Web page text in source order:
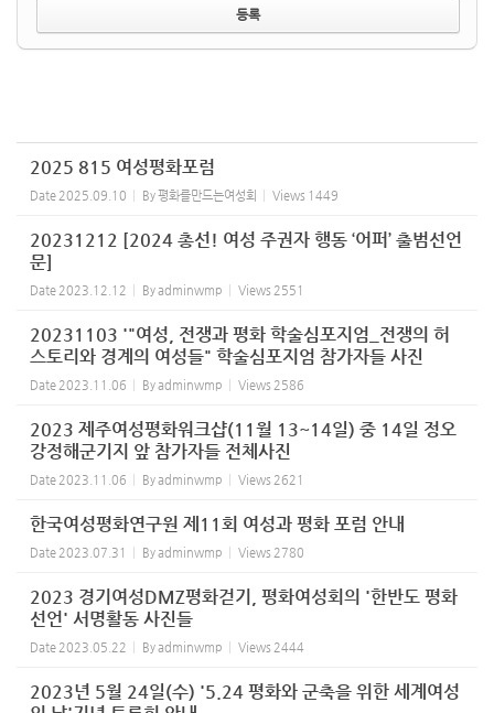
2025 815 여성평화포럼
Date 2025.09.10 By평화를만드는여성회 Views 1449
20231212 [2024 총선! 여성 주권자 행동 ‘어퍼’ 출범선언
문]
Date 2023.12.12 Byadminwmp Views 2551
20231103 '"여성, 전쟁과 평화 학술심포지엄_전쟁의 허
스토리와 경계의 여성들" 학술심포지엄 참가자들 사진
Date 2023.11.06 Byadminwmp Views 2586
2023 제주여성평화워크샵(11월 13~14일) 중 14일 정오
강정해군기지 앞 참가자들 전체사진
Date 2023.11.06 Byadminwmp Views 2621
한국여성평화연구원 제11회 여성과 평화 포럼 안내
Date 2023.07.31 Byadminwmp Views 2780
2023 경기여성DMZ평화걷기, 평화여성회의 '한반도 평화
선언' 서명활동 사진들
Date 2023.05.22 Byadminwmp Views 2444
2023년 5월 24일(수) '5.24 평화와 군축을 위한 세계여성